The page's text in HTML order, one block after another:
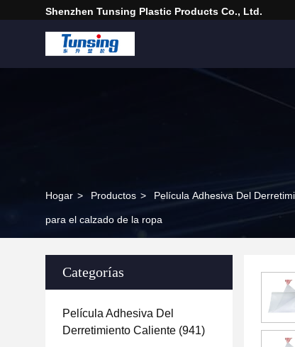
Shenzhen Tunsing Plastic Products Co., Ltd.
Hogar > Productos > Película Adhesiva Del
para el calzado de la ropa
Categorías
Película Adhesiva Del
Derretimiento Caliente (941)